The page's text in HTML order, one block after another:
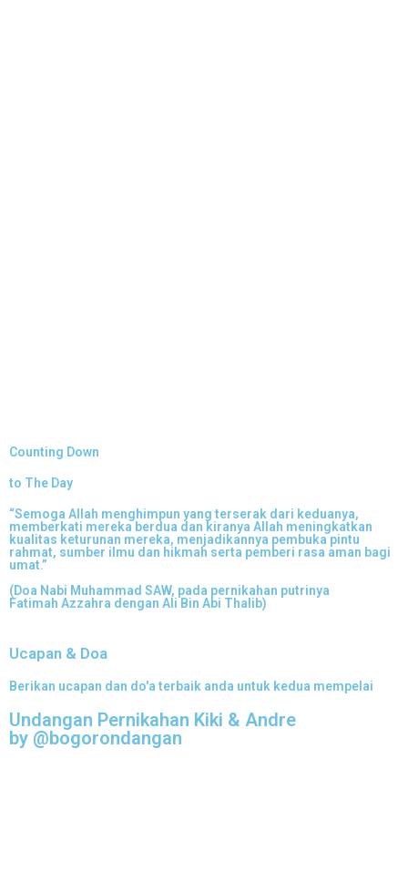
Counting Down
to The Day
“Semoga Allah menghimpun yang terserak dari keduanya,
memberkati mereka berdua dan kiranya Allah meningkatkan
kualitas keturunan mereka, menjadikannya pembuka pintu
rahmat, sumber ilmu dan hikmah serta pemberi rasa aman bagi
umat.”
(Doa Nabi Muhammad SAW, pada pernikahan putrinya
Fatimah Azzahra dengan Ali Bin Abi Thalib)
Ucapan & Doa
Berikan ucapan dan do'a terbaik anda untuk kedua mempelai
Undangan Pernikahan Kiki & Andre
by @bogorondangan